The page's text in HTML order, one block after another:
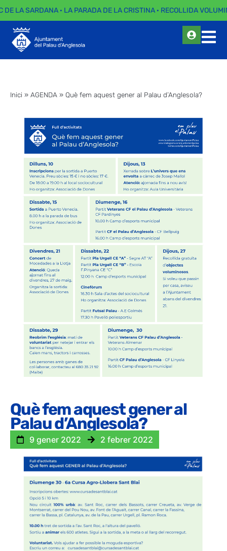
DE LA SARDANA · LA PARADA DE LA CRISTINA · RECOLLIDA
Inici » AGENDA » Què fem aquest gener al Palau d’Anglesola?
Què fem aquest gener al
Palau d’Anglesola?
9 gener 2022 2 febrer 2022